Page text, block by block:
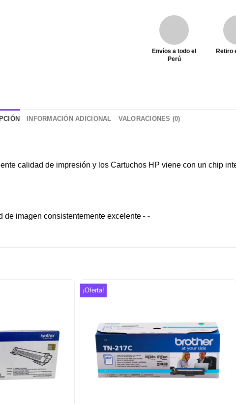
Envíos a todo el
Perú
Retiro
INFORMACIÓN ADICIONAL VALORACIONES (0)
calidad de impresión y los Cartuchos HP viene con un chip
de imagen consistentemente excelente
lista de
deseos
¡Oferta!
a la
lista de
deseos